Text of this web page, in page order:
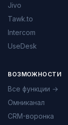
Jivo
Tawk.to
Intercom
UseDesk
ВОЗМОЖНОСТИ
Все функции →
Омниканал
CRM-воронка